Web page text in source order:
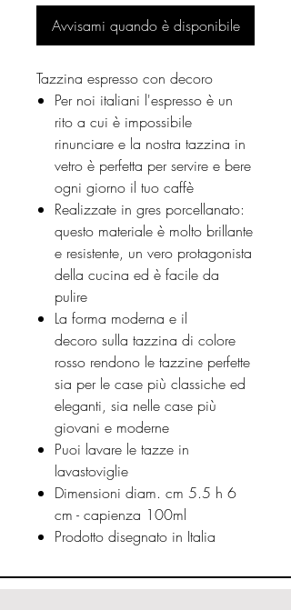
Avvisami quando è disponibile
Tazzina espresso con decoro
Per noi italiani l'espresso è un
rito a cui è impossibile
rinunciare e la nostra tazzina in
vetro è perfetta per servire e bere
ogni giorno il tuo caffè
Realizzate in gres porcellanato:
questo materiale è molto brillante
e resistente, un vero protagonista
della cucina ed è facile da
pulire
La forma moderna e il
decoro sulla tazzina di colore
rosso rendono le tazzine perfette
sia per le case più classiche ed
eleganti, sia nelle case più
giovani e moderne
Puoi lavare le tazze in
lavastoviglie
Dimensioni diam. cm 5.5 h 6
cm - capienza 100ml
Prodotto disegnato in Italia